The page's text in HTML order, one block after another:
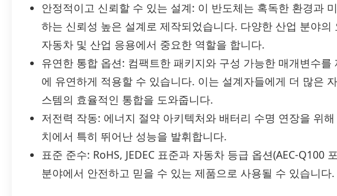
안정적이고 신뢰할 수 있는 설계: 이 반도체는 혹독한 환경과
하는 신뢰성 높은 설계로 제작되었습니다. 다양한 산업 분야의
자동차 및 산업 응용에서 중요한 역할을 합니다.
유연한 통합 옵션: 컴팩트한 패키지와 구성 가능한 매개변수를
에 유연하게 적용할 수 있습니다. 이는 설계자들에게 더 많은
스템의 효율적인 통합을 도와줍니다.
저전력 작동: 에너지 절약 아키텍처와 배터리 수명 연장을 위
치에서 특히 뛰어난 성능을 발휘합니다.
표준 준수: RoHS, JEDEC 표준과 자동차 등급 옵션(AEC-Q100
분야에서 안전하고 믿을 수 있는 제품으로 사용될 수 있습니다.